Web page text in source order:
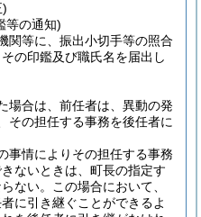
)
等の通知)
関等に、振出小切手等の照合
の印鑑及び職氏名を届出し
場合は、前任者は、異動の発
その担任する事務を後任者に
事情によりその担任する事務
ないときは、町長の指定す
ない。
この場合において、
に引き継ぐことができるよ